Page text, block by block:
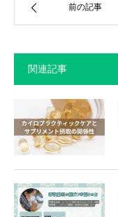
前の記事
関連記事